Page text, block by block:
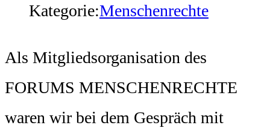
Kategorie:Menschenrechte
Als Mitgliedsorganisation des
FORUMS MENSCHENRECHTE
waren wir bei dem Gespräch mit